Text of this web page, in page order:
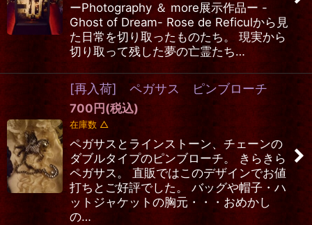
ーPhotography ＆ more展示作品ー -
Ghost of Dream- Rose de Reficulから見
た日常を切り取ったものたち。 現実から
切り取って残した夢の亡霊たち…
[再入荷] ペガサス ピンブローチ
700 円 (税込)
在庫数 △
ペガサスとラインストーン、チェーンの
ダブルタイプのピンブローチ。 きらきら
ペガサス。 直販ではこのデザインでお値
打ちとご好評でした。 バッグや帽子・ハ
ットジャケットの胸元・・・おめかし
の…